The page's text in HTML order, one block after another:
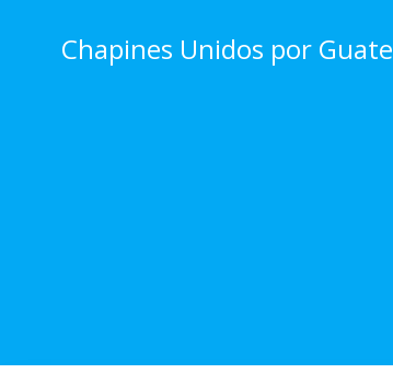
Chapines Unidos por Guate